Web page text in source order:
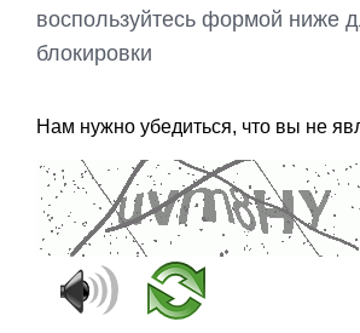
воспользуйтесь формой ниже
блокировки
Нам нужно убедиться, что вы не